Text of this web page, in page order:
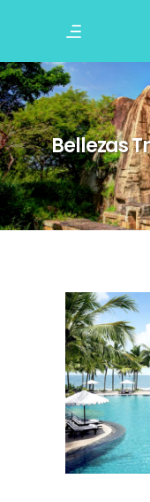
Bellezas